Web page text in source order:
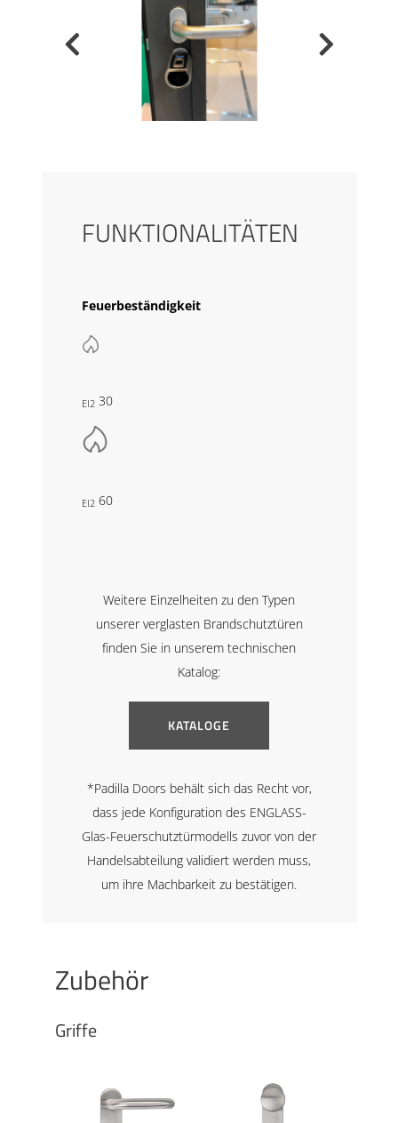
FUNKTIONALITÄTEN
Feuerbeständigkeit
EI2 30
EI2 60
Weitere Einzelheiten zu den Typen
unserer verglasten Brandschutztüren
finden Sie in unserem technischen
Katalog:
KATALOGE
*Padilla Doors behält sich das Recht vor,
dass jede Konfiguration des ENGLASS-
Glas-Feuerschutztürmodells zuvor von der
Handelsabteilung validiert werden muss,
um ihre Machbarkeit zu bestätigen.
Zubehör
Griffe